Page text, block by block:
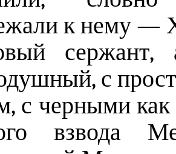
к нему —
с
с черными
взвода